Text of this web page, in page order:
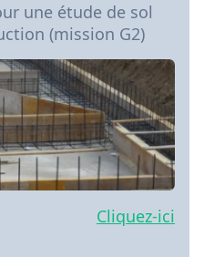
une étude de sol
(mission G2)
Cliquez-ici